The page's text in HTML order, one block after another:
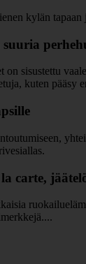
kylän tapaan
sisustettu
kuten pääsy
carte,